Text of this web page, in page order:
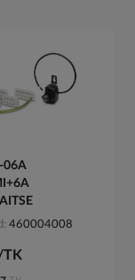
06A
460004008
TK